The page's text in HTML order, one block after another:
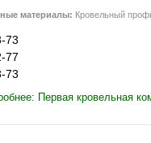
материалы: Кровельный
73
77
73
Первая кровельная